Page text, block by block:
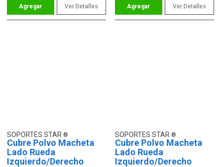
Ver Detalles Ver Detalles
SOPORTES STAR
Cubre Polvo Macheta
Lado Rueda
Izquierdo/Derecho
SOPORTES STAR
Cubre Polvo Macheta
Lado Rueda
Izquierdo/Derecho